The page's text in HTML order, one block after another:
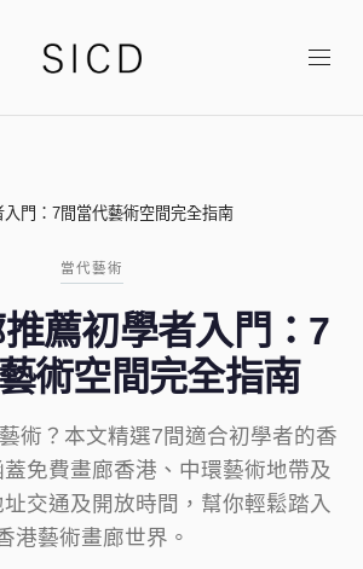
門：7間當代藝術空間完全指南
當代藝術
薦初學者入門：7
術空間完全指南
術？本文精選7間適合初學者的香
免費畫廊香港、中環藝術地帶及
交通及開放時間，幫你輕鬆踏入
港藝術畫廊世界。